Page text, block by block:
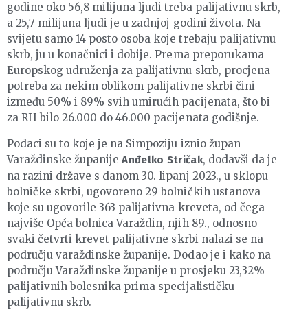
godine oko 56,8 milijuna ljudi treba palijativnu skrb,
a 25,7 milijuna ljudi je u zadnjoj godini života. Na
svijetu samo 14 posto osoba koje trebaju palijativnu
skrb, ju u konačnici i dobije. Prema preporukama
Europskog udruženja za palijativnu skrb, procjena
potreba za nekim oblikom palijativne skrbi čini
između 50% i 89% svih umirućih pacijenata, što bi
za RH bilo 26.000 do 46.000 pacijenata godišnje.
Podaci su to koje je na Simpoziju iznio župan
Varaždinske županijeAnđelko Stričak, dodavši da je
na razini države s danom 30. lipanj 2023., u sklopu
bolničke skrbi, ugovoreno 29 bolničkih ustanova
koje su ugovorile 363 palijativna kreveta, od čega
najviše Opća bolnica Varaždin, njih 89., odnosno
svaki četvrti krevet palijativne skrbi nalazi se na
području varaždinske županije. Dodao je i kako na
području Varaždinske županije u prosjeku 23,32%
palijativnih bolesnika prima specijalističku
palijativnu skrb.